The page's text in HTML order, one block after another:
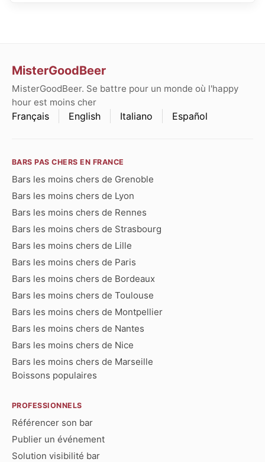
MisterGoodBeer
MisterGoodBeer. Se battre pour un monde où l'happy
hour est moins cher
Français English Italiano Español
BARS PAS CHERS EN FRANCE
Bars les moins chers de Grenoble
Bars les moins chers de Lyon
Bars les moins chers de Rennes
Bars les moins chers de Strasbourg
Bars les moins chers de Lille
Bars les moins chers de Paris
Bars les moins chers de Bordeaux
Bars les moins chers de Toulouse
Bars les moins chers de Montpellier
Bars les moins chers de Nantes
Bars les moins chers de Nice
Bars les moins chers de Marseille
Boissons populaires
PROFESSIONNELS
Référencer son bar
Publier un événement
Solution visibilité bar